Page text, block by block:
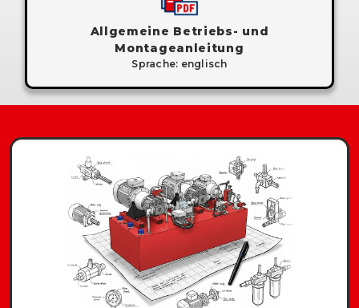
Allgemeine Betriebs- und
Montageanleitung
Sprache: englisch